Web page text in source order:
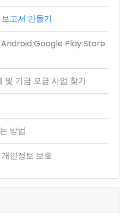
고서 만들기
Google Play Store
및 기금 모금 사업 찾기
방법
인정보 보호